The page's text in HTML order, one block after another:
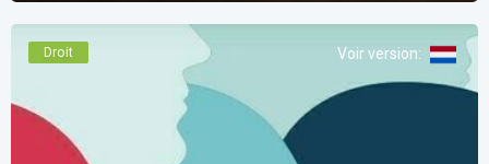
Droit Voir version: